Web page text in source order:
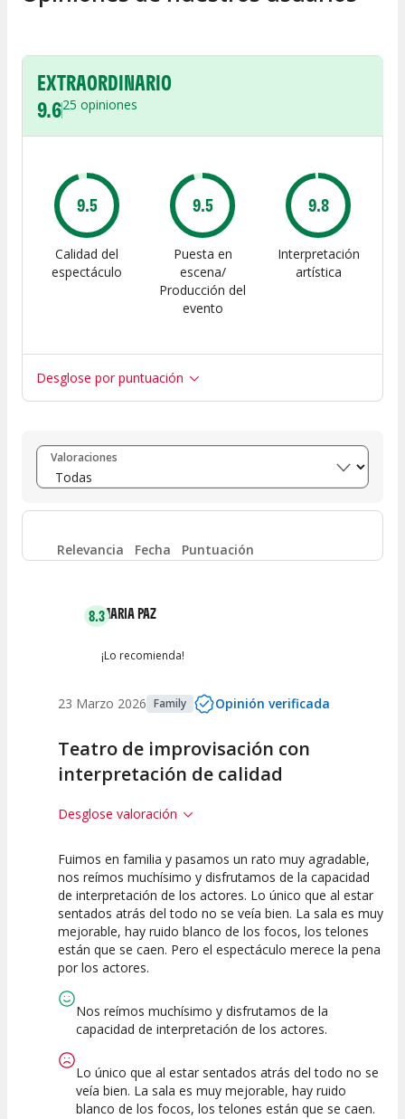
EXTRAORDINARIO
9.625 opiniones
9.5
Calidad del
espectáculo
9.5
Puesta en
escena/
Producción del
evento
9.8
Interpretación
artística
Desglose por puntuación
Entre 8 y 10 (24)
Entre 6 y 8 (1)
Entre 4 y 6 1
Valoraciones
Relevancia Fecha Puntuación
8.3MARIA PAZ
¡Lo recomienda!
23 Marzo 2026 Family Opinión verificada
Teatro de improvisación con
interpretación de calidad
Desglose valoración
5
Calidad del
Espectáculo
10
Puesta en
Escena
10
Interpretación
artística
Fuimos en familia y pasamos un rato muy agradable,
nos reímos muchísimo y disfrutamos de la capacidad
de interpretación de los actores. Lo único que al estar
sentados atrás del todo no se veía bien. La sala es muy
mejorable, hay ruido blanco de los focos, los telones
están que se caen. Pero el espectáculo merece la pena
por los actores.
Nos reímos muchísimo y disfrutamos de la
capacidad de interpretación de los actores.
Lo único que al estar sentados atrás del todo no se
veía bien. La sala es muy mejorable, hay ruido
blanco de los focos, los telones están que se caen.